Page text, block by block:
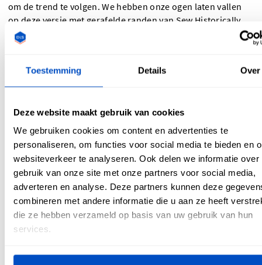
Toestemming Details Over
Deze website maakt gebruik van cookies
We gebruiken cookies om content en advertenties te
personaliseren, om functies voor social media te bieden en
websiteverkeer te analyseren. Ook delen we informatie over
gebruik van onze site met onze partners voor social media,
adverteren en analyse. Deze partners kunnen deze
combineren met andere informatie die u aan ze heeft
die ze hebben verzameld op basis van uw gebruik van hun
services.
om de trend te volgen. We hebben onze ogen laten vallen
op deze versie met gerafelde randen van Sew Historically.
So seventies!
Zacht denim speelgoed